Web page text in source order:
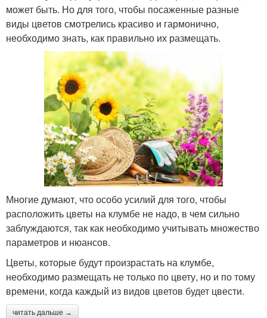
может быть. Но для того, чтобы посаженные разные
виды цветов смотрелись красиво и гармонично,
необходимо знать, как правильно их размещать.
Многие думают, что особо усилий для того, чтобы
расположить цветы на клумбе не надо, в чем сильно
заблуждаются, так как необходимо учитывать множество
параметров и нюансов.
Цветы, которые будут произрастать на клумбе,
необходимо размещать не только по цвету, но и по тому
времени, когда каждый из видов цветов будет цвести.
читать дальше →